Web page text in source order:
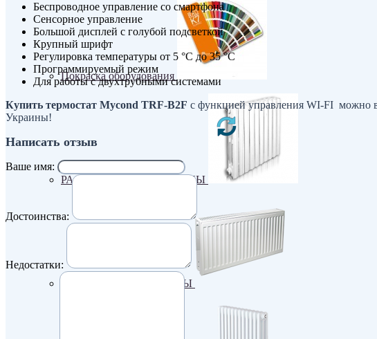
Покраска оборудования
РАДИАТОРЫ ДЛЯ ЗАМЕНЫ
СТАЛЬНЫЕ РАДИАТОРЫ
Беспроводное управление со смартфона
Сенсорное управление
Большой дисплей с голубой подсветкой
Крупный шрифт
Регулировка температуры от 5 °C до 35 °C
Программируемый режим
Для работы с двухтрубными системами
Купить термостат Mycond TRF-B2F с функцией управления WI-FI можно
Украины!
Написать отзыв
Ваше имя:
Достоинства:
Недостатки: